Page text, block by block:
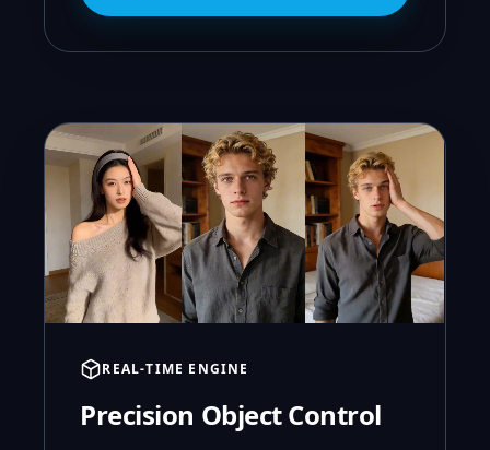
REAL-TIME ENGINE
Precision Object Control